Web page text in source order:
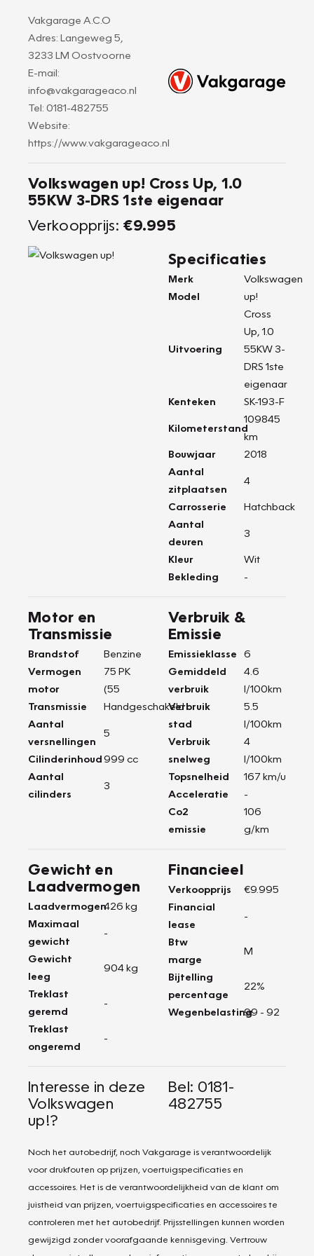
Vakgarage A.C.O
Adres: Langeweg 5,
3233 LM Oostvoorne
E-mail:
info@vakgarageaco.nl
Tel: 0181-482755
Website:
https://www.vakgarageaco.nl
Volkswagen up! Cross Up, 1.0
55KW 3-DRS 1ste eigenaar
Verkoopprijs: €9.995
Specificaties
Merk
Volkswagen
Model
up!
Uitvoering
Cross
Up, 1.0
55KW 3-
DRS 1ste
eigenaar
Kenteken
SK-193-F
Kilometerstand
109845
km
Bouwjaar
2018
Aantal
zitplaatsen
4
Carrosserie
Hatchback
Aantal
deuren
3
Kleur
Wit
Bekleding
-
Motor en
Transmissie
Brandstof
Benzine
Vermogen
motor
75 PK
(55
Transmissie
Handgeschakeld
Aantal
versnellingen
5
Cilinderinhoud999 cc
Aantal
cilinders
3
Verbruik &
Emissie
Emissieklasse
6
Gemiddeld
verbruik
4.6
l/100km
Verbruik
stad
5.5
l/100km
Verbruik
snelweg
4
l/100km
Topsnelheid
167 km/u
Acceleratie
-
Co2
emissie
106
g/km
Gewicht en
Laadvermogen
Laadvermogen426 kg
Maximaal
gewicht
-
Gewicht
leeg
904 kg
Treklast
geremd
-
Treklast
ongeremd
-
Financieel
Verkoopprijs
€9.995
Financial
lease
-
Btw
marge
M
Bijtelling
percentage
22%
Wegenbelasting99 - 92
Interesse in deze
Volkswagen
up!?
Bel: 0181-
482755
Noch het autobedrijf, noch Vakgarage is verantwoordelijk
voor drukfouten op prijzen, voertuigspecificaties en
accessoires. Het is de verantwoordelijkheid van de klant om
juistheid van prijzen, voertuigspecificaties en accessoires te
controleren met het autobedrijf. Prijsstellingen kunnen worden
gewijzigd zonder voorafgaande kennisgeving. Vertrouw